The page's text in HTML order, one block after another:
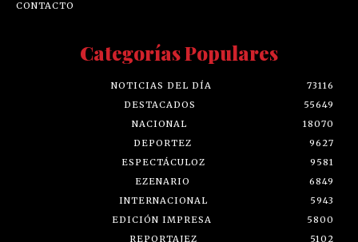
CONTACTO
Categorías Populares
NOTICIAS DEL DÍA
73116
DESTACADOS
55649
NACIONAL
18070
DEPORTEZ
9627
ESPECTÁCULOZ
9581
EZENARIO
6849
INTERNACIONAL
5943
EDICIÓN IMPRESA
5800
REPORTAJEZ
5102